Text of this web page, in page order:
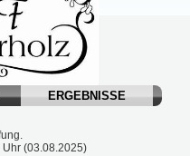
ERGEBNISSE
(03.08.2025)